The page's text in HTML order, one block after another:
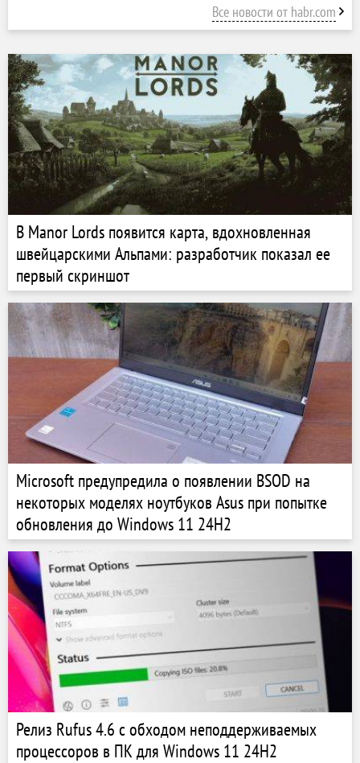
Все новости от habr.com
В Manor Lords появится карта, вдохновленная
швейцарскими Альпами: разработчик показал ее
первый скриншот
Microsoft предупредила о появлении BSOD на
некоторых моделях ноутбуков Asus при попытке
обновления до Windows 11 24H2
Релиз Rufus 4.6 с обходом неподдерживаемых
процессоров в ПК для Windows 11 24H2